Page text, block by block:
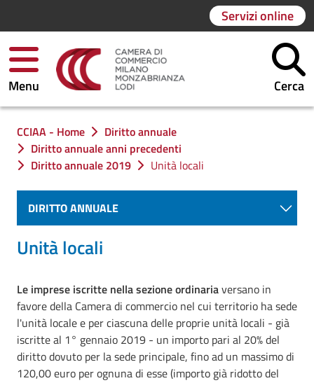
Servizi online
Menu Cerca
Ti trovi in:
CCIAA - Home
Diritto annuale
Diritto annuale anni precedenti
Diritto annuale 2019
Unità locali
DIRITTO ANNUALE
Unità locali
Le imprese iscritte nella sezione ordinariaversano in
favore della Camera di commercio nel cui territorio ha sede
l'unità locale e per ciascuna delle proprie unità locali - già
iscritte al 1° gennaio 2019 - un importo pari al 20% del
diritto dovuto per la sede principale, fino ad un massimo di
120,00 euro per ognuna di esse (importo già ridotto del